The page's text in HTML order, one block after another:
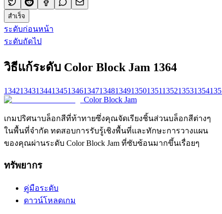
สำเร็จ
ระดับก่อนหน้า
ระดับถัดไป
วิธีแก้ระดับ Color Block Jam 1364
1342134313441345134613471348134913501351135213531354
Color Block Jam
เกมปริศนาบล็อกสีที่ท้าทายซึ่งคุณจัดเรียงชิ้นส่วนบล็อกสีต่างๆ
ในพื้นที่จำกัด ทดสอบการรับรู้เชิงพื้นที่และทักษะการวางแผน
ของคุณผ่านระดับ Color Block Jam ที่ซับซ้อนมากขึ้นเรื่อยๆ
ทรัพยากร
คู่มือระดับ
ดาวน์โหลดเกม